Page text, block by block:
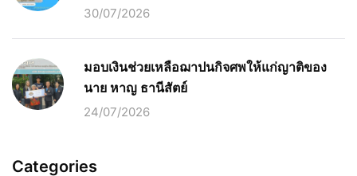
30/07/2026
มอบเงินช่วยเหลือฌาปนกิจศพให้แก่ญาติของ
นาย หาญ ธานีสัตย์
24/07/2026
Categories